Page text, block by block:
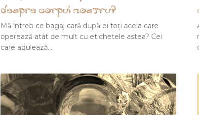
despre corpul nostru?
Mă întreb ce bagaj cară după ei toți aceia care
operează atât de mult cu etichetele astea? Cei
care adulează…